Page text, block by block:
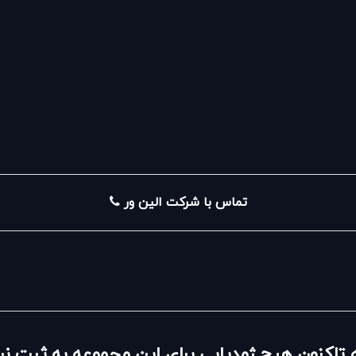
تماس با شرکت الین ور